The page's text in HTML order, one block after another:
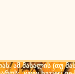
ამ მასალის (თუ